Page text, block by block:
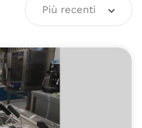
Più recenti